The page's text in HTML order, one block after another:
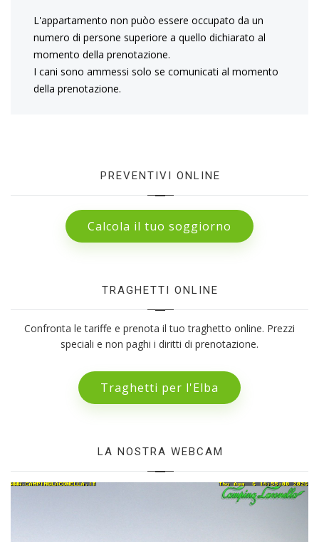
L'appartamento non puòo essere occupato da un
numero di persone superiore a quello dichiarato al
momento della prenotazione.
I cani sono ammessi solo se comunicati al momento
della prenotazione.
PREVENTIVI ONLINE
Calcola il tuo soggiorno
TRAGHETTI ONLINE
Confronta le tariffe e prenota il tuo traghetto online. Prezzi
speciali e non paghi i diritti di prenotazione.
Traghetti per l'Elba
LA NOSTRA WEBCAM